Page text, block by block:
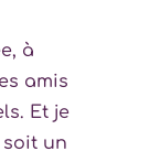
à
amis
Et je
un